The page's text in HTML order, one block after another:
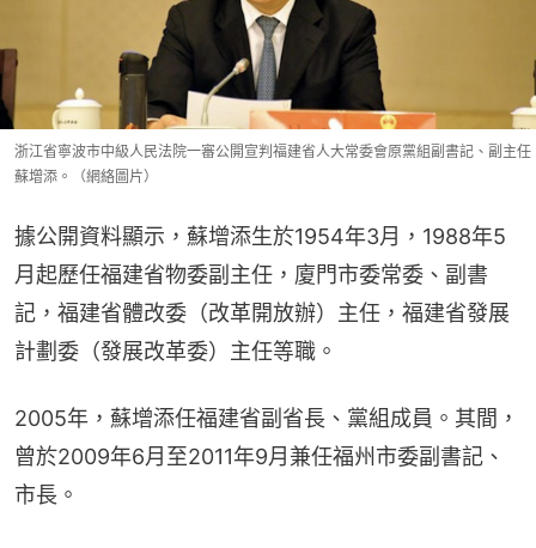
浙江省寧波市中級人民法院一審公開宣判福建省人大常委會原黨組副書記、副主任
蘇增添。（網絡圖片）
據公開資料顯示，蘇增添生於1954年3月，1988年5
月起歷任福建省物委副主任，廈門市委常委、副書
記，福建省體改委（改革開放辦）主任，福建省發展
計劃委（發展改革委）主任等職。
2005年，蘇增添任福建省副省長、黨組成員。其間，
曾於2009年6月至2011年9月兼任福州市委副書記、
市長。